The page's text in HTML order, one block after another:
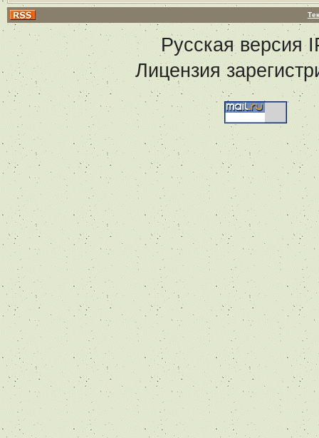
Русская версия
Лицензия